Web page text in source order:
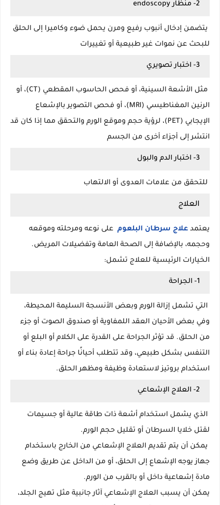
2- منظار endoscopy
يتضمن إدخال أنبوب رفيع ومرن يحمل ضوء وكاميرا إلى الحلق
للبحث عن نموات غير طبيعية أو تغييرات
3- اختبار تصويري
مثل الأشعة السينية، أو فحص الحاسوب المقطعي (CT)، أو
الرنين المغناطيسي (MRI)، أو فحص التصوير بالإشعاع
الإيجابي (PET)، لرؤية حجم وموقع الورم والتحقق مما إذا كان قد
انتشر إلى أجزاء أخرى من الجسم
3- اختبار الدم والبول
للتحقق من علامات العدوى أو الالتهاب
العلاج
يعتمد علاج سرطان البلعوم على نوعه ومرحلته وموقعه
وحجمه، بالإضافة إلى الصحة العامة وتفضيلات المريض.
الخيارات الرئيسية للعلاج تشمل:
1- الجراحة
التي تشمل إزالة الورم وبعض الأنسجة السليمة المحيطة،
وفي بعض الأحيان العقد اللمفاوية أو صندوق الصوت أو جزء
من الحلق. قد تؤثر الجراحة على القدرة على الكلام أو البلع أو
التنفس بشكل طبيعي، وقد تتطلب أحيانًا جراحة إعادة بناء أو
استخدام بروتيز لاستعادة وظيفة ومظهر الحلق.
2- العلاج الإشعاعي
الذي يشمل استخدام أشعة ذات طاقة عالية أو جسيمات
لقتل خلايا السرطان أو تقليل حجم الورم.
يمكن أن يتم تقديم العلاج الإشعاعي من الخارج باستخدام
جهاز يوجه الإشعاع إلى الحلق، أو من الداخل عن طريق وضع
مادة إشعاعية داخل أو بالقرب من الورم.
يمكن أن يسبب العلاج الإشعاعي آثار جانبية مثل تهيج الجلد،